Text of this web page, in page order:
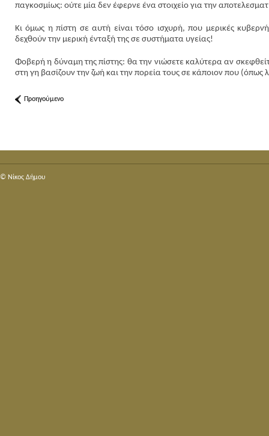
παγκοσμίως: ούτε μία δεν έφερνε ένα στοιχείο για την
Κι όμως η πίστη σε αυτή είναι τόσο ισχυρή, που μερικές
δεχθούν την μερική ένταξή της σε συστήματα υγείας!
Φοβερή η δύναμη της πίστης: θα την νιώσετε καλύτερα αν
στη γη βασίζουν την ζωή και την πορεία τους σε κάποιον που
Προηγούμενο
© Nίκος Δήμου